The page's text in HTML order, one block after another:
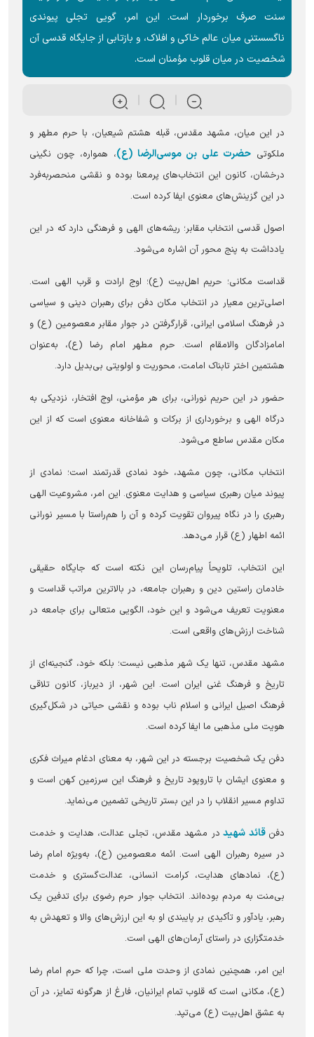
سنت صرف برخوردار است. این امر، گویی تجلی پیوندی
ناگسستنی میان عالم خاکی و افلاک، و بازتابی از جایگاه قدسی آن
شخصیت در میان قلوب مؤمنان است.
در این میان، مشهد مقدس، قبله هشتم شیعیان، با حرم مطهر و
ملکوتی حضرت علی بن موسی‌الرضا (ع)، همواره، چون نگینی
درخشان، کانون این انتخاب‌های پرمعنا بوده و نقشی منحصر‌به‌فرد
در این گزینش‌های معنوی ایفا کرده است.
اصول قدسی انتخاب مقابر؛ ریشه‌های الهی و فرهنگی دارد که در این
یادداشت به پنج محور آن اشاره می‌شود.
قداست مکانی؛ حریم اهل‌بیت (ع)؛ اوج ارادت و قرب الهی است.
اصلی‌ترین معیار در انتخاب مکان دفن برای رهبران دینی و سیاسی
در فرهنگ اسلامی ایرانی، قرارگرفتن در جوار مقابر معصومین (ع) و
امامزادگان والامقام است. حرم مطهر امام رضا (ع)، به‌عنوان
هشتمین اختر تابناک امامت، محوریت و اولویتی بی‌بدیل دارد.
حضور در این حریم نورانی، برای هر مؤمنی، اوج افتخار، نزدیکی به
درگاه الهی و برخورداری از برکات و شفاخانه معنوی است که از این
مکان مقدس ساطع می‌شود.
انتخاب مکانی، چون مشهد، خود نمادی قدرتمند است؛ نمادی از
پیوند میان رهبری سیاسی و هدایت معنوی. این امر، مشروعیت الهی
رهبری را در نگاه پیروان تقویت کرده و آن را هم‌راستا با مسیر نورانی
ائمه اطهار (ع) قرار می‌دهد.
این انتخاب، تلویحاً پیام‌رسان این نکته است که جایگاه حقیقی
خادمان راستین دین و رهبران جامعه، در بالاترین مراتب قداست و
معنویت تعریف می‌شود و این خود، الگویی متعالی برای جامعه در
شناخت ارزش‌های واقعی است.
مشهد مقدس، تنها یک شهر مذهبی نیست؛ بلکه خود، گنجینه‌ای از
تاریخ و فرهنگ غنی ایران است. این شهر، از دیرباز، کانون تلاقی
فرهنگ اصیل ایرانی و اسلام ناب بوده و نقشی حیاتی در شکل‌گیری
هویت ملی مذهبی ما ایفا کرده است.
دفن یک شخصیت برجسته در این شهر، به معنای ادغام میراث فکری
و معنوی ایشان با تاروپود تاریخ و فرهنگ این سرزمین کهن است و
تداوم مسیر انقلاب را در این بستر تاریخی تضمین می‌نماید.
دفن قائد شهید در مشهد مقدس، تجلی عدالت، هدایت و خدمت
در سیره رهبران الهی است. ائمه معصومین (ع)، به‌ویژه امام رضا
(ع)، نماد‌های هدایت، کرامت انسانی، عدالت‌گستری و خدمت
بی‌منت به مردم بوده‌اند. انتخاب جوار حرم رضوی برای تدفین یک
رهبر، یادآور و تأکیدی بر پایبندی او به این ارزش‌های والا و تعهدش به
خدمتگزاری در راستای آرمان‌های الهی است.
این امر، همچنین نمادی از وحدت ملی است، چرا که حرم امام رضا
(ع)، مکانی است که قلوب تمام ایرانیان، فارغ از هرگونه تمایز، در آن
به عشق اهل‌بیت (ع) می‌تپد.